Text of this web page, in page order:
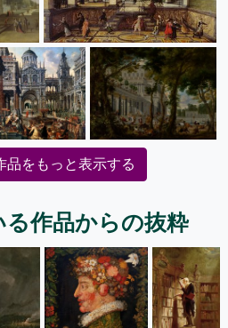
品をもっと表示する
作品からの抜粋